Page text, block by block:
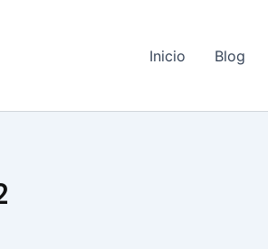
Inicio Blog